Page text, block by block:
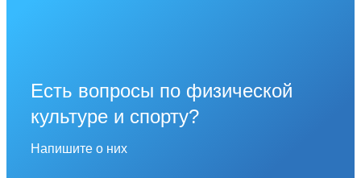
Есть вопросы по физической
культуре и спорту?
Напишите о них